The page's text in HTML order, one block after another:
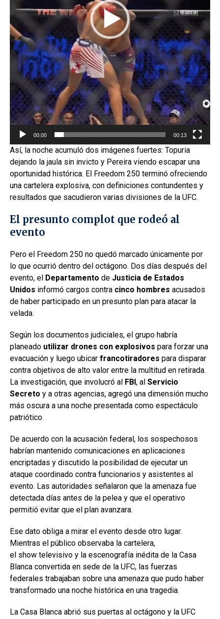
00:00 00:13
Así, la noche acumuló dos imágenes fuertes: Topuria
dejando la jaula sin invicto y Pereira viendo escapar una
oportunidad histórica. El Freedom 250 terminó ofreciendo
una cartelera explosiva, con definiciones contundentes y
resultados que sacudieron varias divisiones de la UFC.
El presunto complot que rodeó al
evento
Pero el Freedom 250 no quedó marcado únicamente por
lo que ocurrió dentro del octágono. Dos días después del
evento, el Departamento de Justicia de Estados
Unidos informó cargos contra cinco hombres acusados
de haber participado en un presunto plan para atacar la
velada.
Según los documentos judiciales, el grupo habría
planeado utilizar drones con explosivos para forzar una
evacuación y luego ubicar francotiradores para disparar
contra objetivos de alto valor entre la multitud en retirada.
La investigación, que involucró al FBI, al Servicio
Secreto y a otras agencias, agregó una dimensión mucho
más oscura a una noche presentada como espectáculo
patriótico.
De acuerdo con la acusación federal, los sospechosos
habrían mantenido comunicaciones en aplicaciones
encriptadas y discutido la posibilidad de ejecutar un
ataque coordinado contra funcionarios y asistentes al
evento. Las autoridades señalaron que la amenaza fue
detectada días antes de la pelea y que el operativo
permitió evitar que el plan avanzara.
Ese dato obliga a mirar el evento desde otro lugar.
Mientras el público observaba la cartelera,
el show televisivo y la escenografía inédita de la Casa
Blanca convertida en sede de la UFC, las fuerzas
federales trabajaban sobre una amenaza que pudo haber
transformado una noche histórica en una tragedia.
La Casa Blanca abrió sus puertas al octágono y la UFC